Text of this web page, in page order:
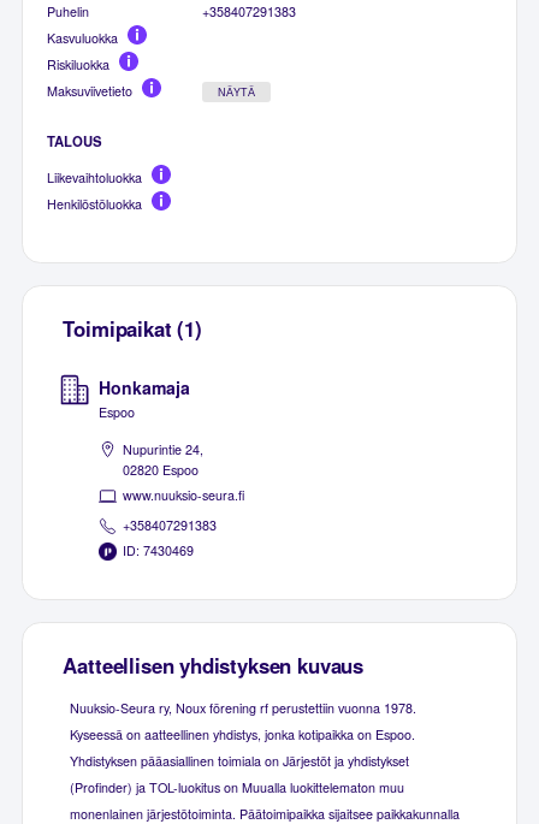
Puhelin
+358407291383
Kasvuluokka
Riskiluokka
Maksuviivetieto
NÄYTÄ
TALOUS
Liikevaihtoluokka
Henkilöstöluokka
Toimipaikat (1)
Honkamaja
Espoo
Nupurintie 24,
02820 Espoo
www.nuuksio-seura.fi
+358407291383
ID: 7430469
Aatteellisen yhdistyksen kuvaus
Nuuksio-Seura ry, Noux förening rf perustettiin vuonna 1978.
Kyseessä on aatteellinen yhdistys, jonka kotipaikka on Espoo.
Yhdistyksen pääasiallinen toimiala on Järjestöt ja yhdistykset
(Profinder) ja TOL-luokitus on Muualla luokittelematon muu
monenlainen järjestötoiminta. Päätoimipaikka sijaitsee paikkakunnalla